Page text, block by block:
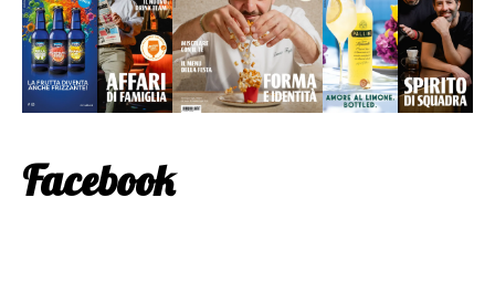
Facebook